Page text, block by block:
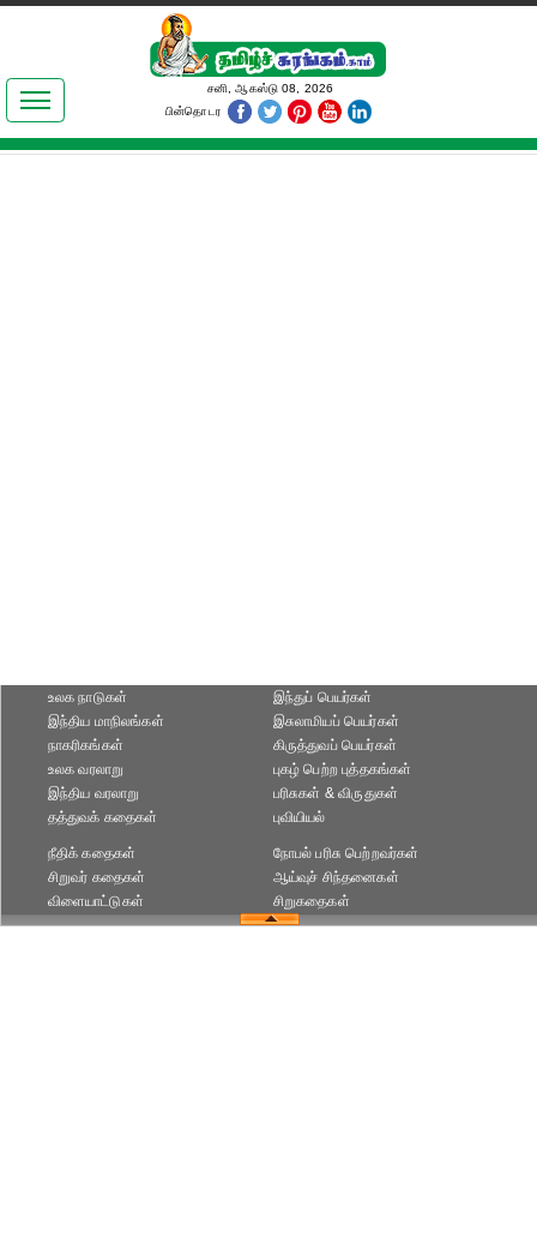
இலக்கியங்கள்
தமிழ் உலகம்
சனி, ஆகஸ்டு 08, 2026
பின்தொடர
உலக நாடுகள்
இந்திய மாநிலங்கள்
நாகரிகங்கள்
இந்துப் பெயர்கள்
இசுலாமியப் பெயர்கள்
கிருத்துவப் பெயர்கள்
உலக வரலாறு
இந்திய வரலாறு
தத்துவக் கதைகள்
புகழ் பெற்ற புத்தகங்கள்
பரிசுகள் & விருதுகள்
புவியியல்
நீதிக் கதைகள்
சிறுவர் கதைகள்
விளையாட்டுகள்
நோபல் பரிசு‎ பெற்றவர்‎கள்
ஆய்வுச் சிந்தனைகள்
சிறுகதைகள்